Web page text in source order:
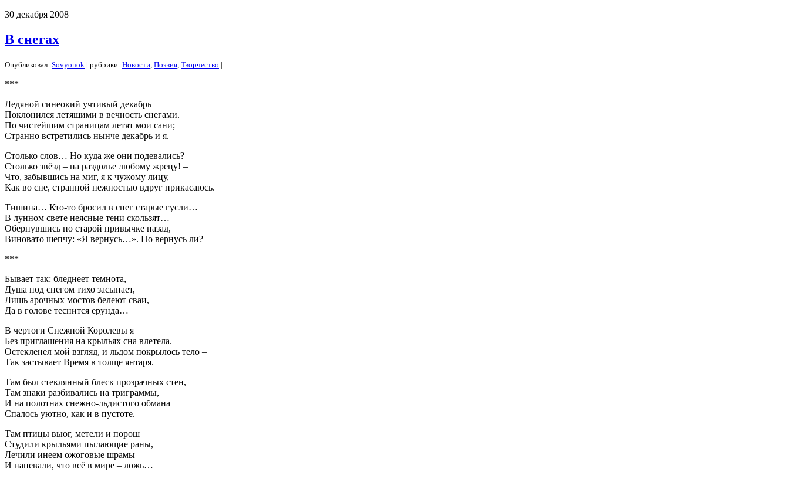
30 декабря 2008
В снегах
Опубликовал: Sovyonok | рубрики: Новости Поэзия Творчество |
***
Ледяной синеокий учтивый декабрь
Поклонился летящими в вечность снегами.
По чистейшим страницам летят мои сани;
Странно встретились нынче декабрь и я.
Столько слов… Но куда же они подевались?
Столько звёзд – на раздолье любому жрецу! –
Что, забывшись на миг, я к чужому лицу,
Как во сне, странной нежностью вдруг прикасаюсь.
Тишина… Кто-то бросил в снег старые гусли…
В лунном свете неясные тени скользят…
Обернувшись по старой привычке назад,
Виновато шепчу: «Я вернусь…». Но вернусь ли?
***
Бывает так: бледнеет темнота,
Душа под снегом тихо засыпает,
Лишь арочных мостов белеют сваи,
Да в голове теснится ерунда…
В чертоги Снежной Королевы я
Без приглашения на крыльях сна влетела.
Остекленел мой взгляд, и льдом покрылось тело –
Так застывает Время в толще янтаря.
Там был стеклянный блеск прозрачных стен,
Там знаки разбивались на триграммы,
И на полотнах снежно-льдистого обмана
Спалось уютно, как и в пустоте.
Там птицы вьюг, метели и порош
Студили крыльями пылающие раны,
Лечили инеем ожоговые шрамы
И напевали, что всё в мире – ложь…